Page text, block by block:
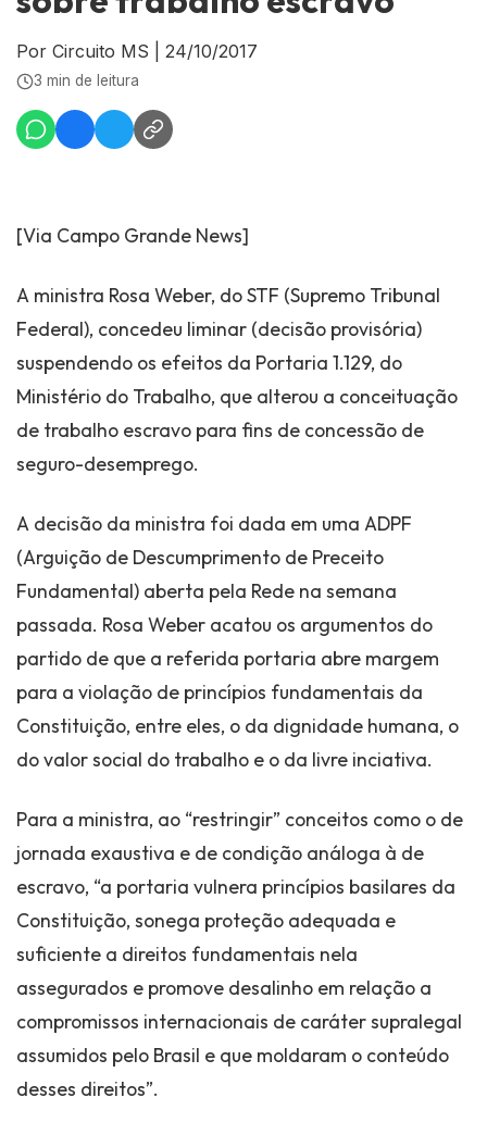
Por Circuito MS 24/10/2017
3 min de leitura
[Via Campo Grande News]
A ministra Rosa Weber, do STF (Supremo Tribunal
Federal), concedeu liminar (decisão provisória)
suspendendo os efeitos da Portaria 1.129, do
Ministério do Trabalho, que alterou a conceituação
de trabalho escravo para fins de concessão de
seguro-desemprego.
A decisão da ministra foi dada em uma ADPF
(Arguição de Descumprimento de Preceito
Fundamental) aberta pela Rede na semana
passada. Rosa Weber acatou os argumentos do
partido de que a referida portaria abre margem
para a violação de princípios fundamentais da
Constituição, entre eles, o da dignidade humana, o
do valor social do trabalho e o da livre inciativa.
Para a ministra, ao “restringir” conceitos como o de
jornada exaustiva e de condição análoga à de
escravo, “a portaria vulnera princípios basilares da
Constituição, sonega proteção adequada e
suficiente a direitos fundamentais nela
assegurados e promove desalinho em relação a
compromissos internacionais de caráter supralegal
assumidos pelo Brasil e que moldaram o conteúdo
desses direitos”.